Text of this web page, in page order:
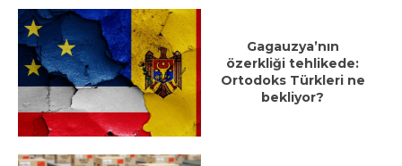
Gagauzya’nın
özerkliği tehlikede:
Ortodoks Türkleri ne
bekliyor?